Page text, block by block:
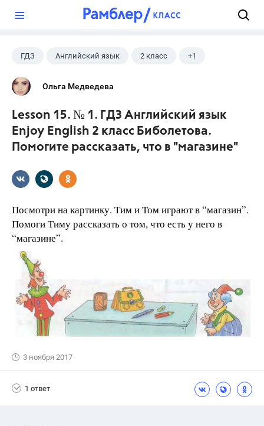
ГДЗ Английский язык 2 класс +1
Биболетова М. З.
Ольга Медведева
Lesson 15. № 1. ГДЗ Английский язык
Enjoy English 2 класс Биболетова.
Помогите рассказать, что в "магазине"
Посмотри на картинку. Тим и Том играют в “магазин”.
Помоги Тиму рассказать о том, что есть у него в
“магазине”.
3 ноября 2017
1 ответ